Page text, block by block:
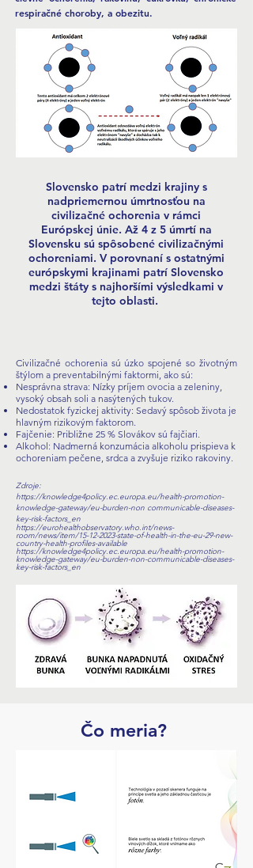
respiračné choroby, a obezitu.
Slovensko patrí medzi krajiny s
nadpriemernou úmrtnosťou na
civilizačné ochorenia v rámci
Európskej únie. Až 4 z 5 úmrtí na
Slovensku sú spôsobené civilizačnými
ochoreniami. V porovnaní s ostatnými
európskymi krajinami patrí Slovensko
medzi štáty s najhoršími výsledkami v
tejto oblasti.
Civilizačné ochorenia sú úzko spojené so životným
štýlom a preventabilnými faktormi, ako sú:
Nesprávna strava: Nízky príjem ovocia a zeleniny,
vysoký obsah soli a nasýtených tukov.
Nedostatok fyzickej aktivity: Sedavý spôsob života je
hlavným rizikovým faktorom.
Fajčenie: Približne 25 % Slovákov sú fajčiari.
Alkohol: Nadmerná konzumácia alkoholu prispieva k
ochoreniam pečene, srdca a zvyšuje riziko rakoviny.
​Zdroje:
https://knowledge4policy.ec.europa.eu/health-promotion-
knowledge-gateway/eu-burden-non communicable-diseases-
key-risk-factors_en
https://eurohealthobservatory.who.int/news-
room/news/item/15-12-2023-state-of-health-in-the-eu-29-new-
country-health-profiles-available
https://knowledge4policy.ec.europa.eu/health-promotion-
knowledge-gateway/eu-burden-non-communicable-diseases-
key-risk-factors_en
Čo meria?